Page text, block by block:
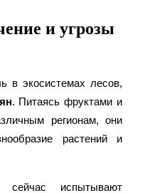
и угрозы
в экосистемах лесов,
. Питаясь фруктами и
регионам, они
растений и
испытывают